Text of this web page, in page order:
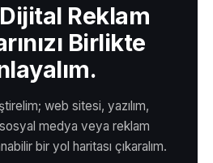
Reklam
Birlikte
web sitesi, yazılım,
medya veya reklam
bir yol haritası çıkaralım.